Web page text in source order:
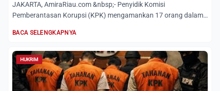
JAKARTA, AmiraRiau.com &nbsp;- Penyidik Komisi
Pemberantasan Korupsi (KPK) mengamankan 17 orang dalam
BACA SELENGKAPNYA
HUKRIM